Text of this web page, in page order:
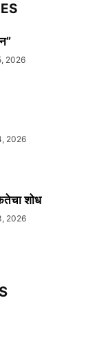
2026
2026
शोध
2026